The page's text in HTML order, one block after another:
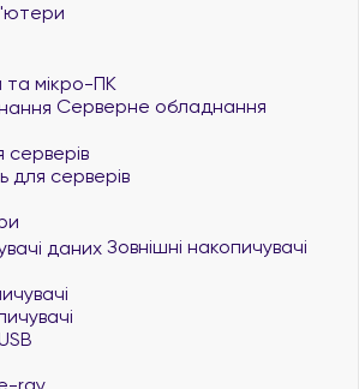
мікро-ПК
Серверне обладнання
для серверів
Зовнішні накопичувачі